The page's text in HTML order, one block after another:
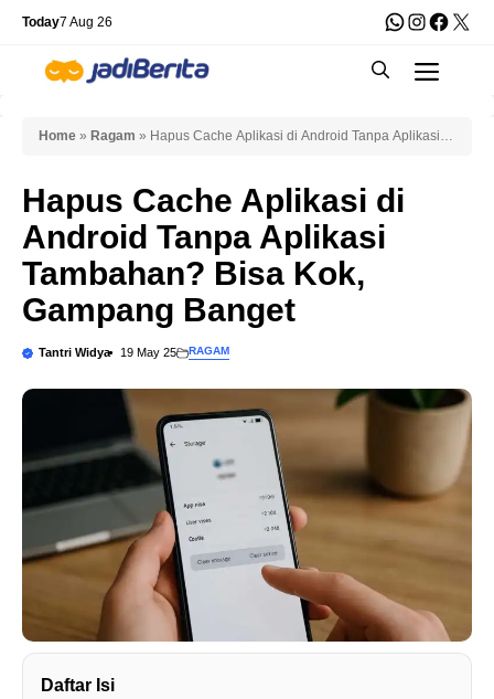
Skip
content
Today7 Aug 26 WhatsApp
X
Home » Ragam » Hapus Cache Aplikasi di Android Tanpa Aplikasi
Hapus Cache Aplikasi di
Android Tanpa Aplikasi
Tambahan? Bisa Kok,
Gampang Banget
Tantri Widya 19 May 25 RAGAM
Daftar Isi